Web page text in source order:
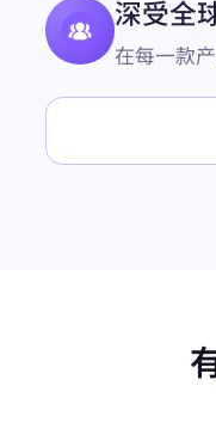
深受全
在每一款